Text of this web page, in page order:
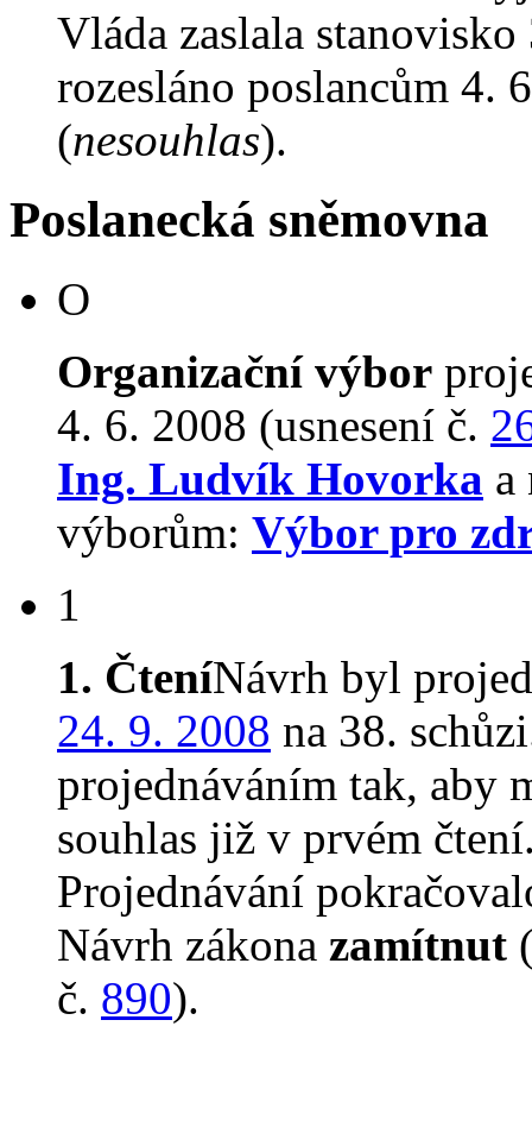
Vláda zaslala
rozesláno poslancům 4.
(nesouhlas).
Poslanecká sněmovna
O
Organizační výbor
4. 6. 2008 (usnesení č.
Ing. Ludvík Hovorka a
výborům: Výbor pro
1
1. ČteníNávrh byl
24. 9. 2008 na 38.
projednáváním tak, aby
souhlas již v prvém
Projednávání
Návrh zákona zamítnut
č. 890).